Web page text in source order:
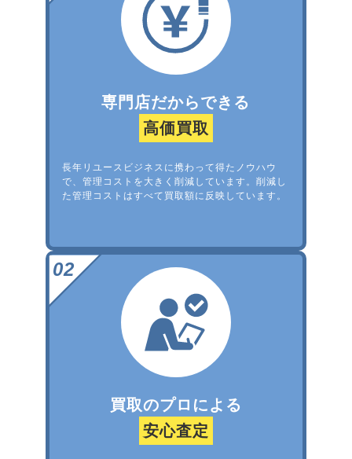
専門店だからできる
高価買取
長年リユースビジネスに携わって得たノウハウ
で、管理コストを大きく削減しています。削減し
た管理コストはすべて買取額に反映しています。
買取のプロによる
安心査定